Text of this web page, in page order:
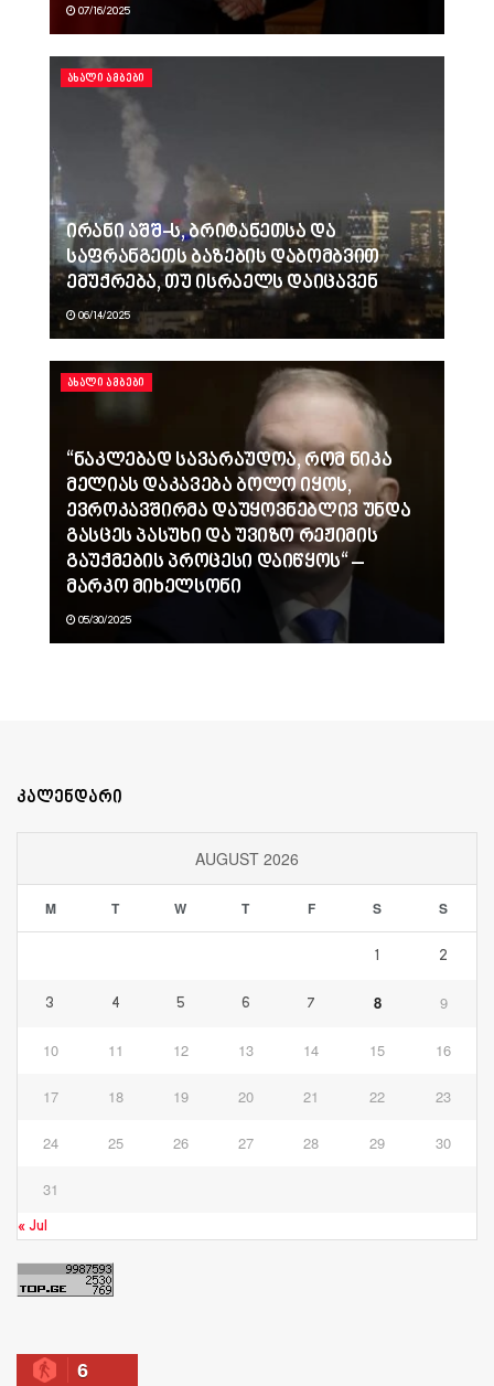
07/16/2025
ᲐᲮᲐᲚᲘ ᲐᲛᲑᲔᲑᲘ
ირანი აშშ-ს, ბრიტანეთსა და
საფრანგეთს ბაზების დაბომბვით
ემუქრება, თუ ისრაელს დაიცავენ
06/14/2025
ᲐᲮᲐᲚᲘ ᲐᲛᲑᲔᲑᲘ
“ნაკლებად სავარაუდოა, რომ ნიკა
მელიას დაკავება ბოლო იყოს,
ევროკავშირმა დაუყოვნებლივ უნდა
გასცეს პასუხი და უვიზო რეჟიმის
გაუქმების პროცესი დაიწყოს“ –
მარკო მიხელსონი
05/30/2025
კალენდარი
AUGUST 2026
M T W T F S S
1 2
3 4 5 6 7 8 9
10 11 12 13 14 15 16
17 18 19 20 21 22 23
24 25 26 27 28 29 30
31
« Jul
6